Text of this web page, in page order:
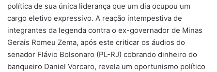
política de sua única liderança que um dia ocupou um
cargo eletivo expressivo. A reação intempestiva de
integrantes da legenda contra o ex-governador de Minas
Gerais Romeu Zema, após este criticar os áudios do
senador Flávio Bolsonaro (PL-RJ) cobrando dinheiro do
banqueiro Daniel Vorcaro, revela um oportunismo político